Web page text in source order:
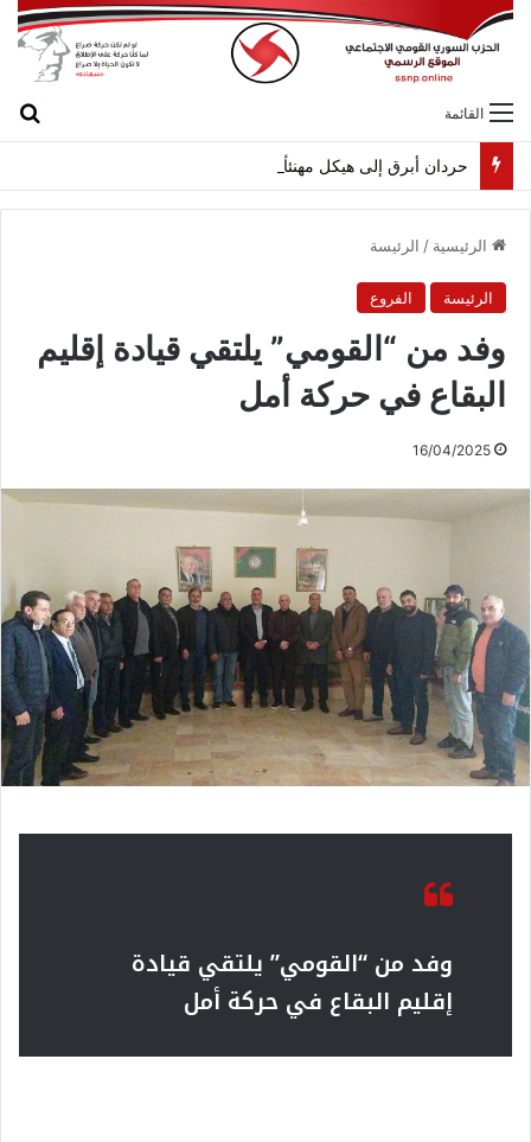
القائمة
حردان أبرق إلى هيكل مهنئاً بمناسبة عيد الجيش
الرئيسية / الرئيسة
الرئيسة الفروع
وفد من “القومي” يلتقي قيادة إقليم
البقاع في حركة أمل
16/04/2025
وفد من “القومي” يلتقي قيادة
إقليم البقاع في حركة أمل